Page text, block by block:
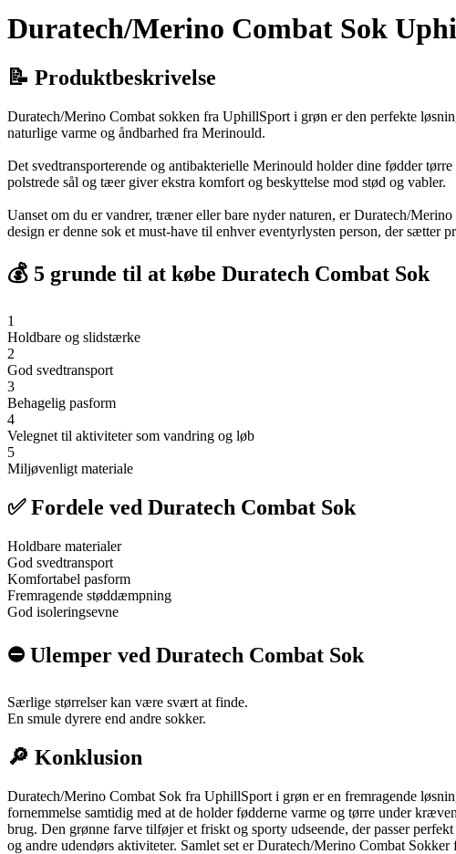
Duratech/Merino Combat Sok
📝 Produktbeskrivelse
Duratech/Merino Combat sokken fra UphillSport i grøn er den perfekte
naturlige varme og åndbarhed fra Merinould.
Det svedtransporterende og antibakterielle Merinould holder dine fødder
polstrede sål og tæer giver ekstra komfort og beskyttelse mod stød og vabler.
Uanset om du er vandrer, træner eller bare nyder naturen, er Duratech/
design er denne sok et must-have til enhver eventyrlysten person, der sætter
💰 5 grunde til at købe Duratech Combat Sok
1
Holdbare og slidstærke
2
God svedtransport
3
Behagelig pasform
4
Velegnet til aktiviteter som vandring og løb
5
Miljøvenligt materiale
✅ Fordele ved Duratech Combat Sok
Holdbare materialer
God svedtransport
Komfortabel pasform
Fremragende støddæmpning
God isoleringsevne
⛔️ Ulemper ved Duratech Combat Sok
Særlige størrelser kan være svært at finde.
En smule dyrere end andre sokker.
🔎 Konklusion
Duratech/Merino Combat Sok fra UphillSport i grøn er en fremragende
fornemmelse samtidig med at de holder fødderne varme og tørre under
brug. Den grønne farve tilføjer et friskt og sporty udseende, der passer
og andre udendørs aktiviteter. Samlet set er Duratech/Merino Combat